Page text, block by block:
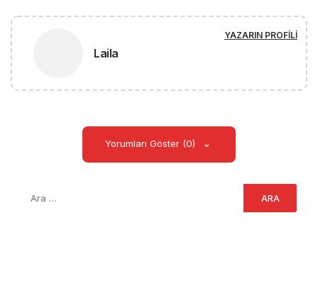
Laila
YAZARIN PROFILI
Yorumları Göster (0)